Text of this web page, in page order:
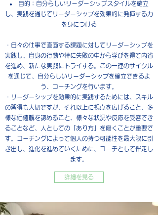
目的：自分らしいリーダーシップスタイルを確立
し、実践を通じてリーダーシップを効果的に発揮する力
を身につける
・日々の仕事で直面する課題に対してリーダーシップを
実践し、自身の行動や特に失敗の中から学びを得て内省
を進め、新たな実践にトライする。この一連のサイクル
を通じて、自分らしいリーダーシップを確立できるよ
う、コーチングを行います。
​・リーダーシップを効果的に実践するためには、スキル
の習得も大切ですが、それ以上に視点を広げること、多
様な価値観を認めること、様々な状況や反応を受容でき
ることなど、人としての「あり方」を磨くことが重要で
す。コーチングによって個人の持つ可能性を最大限に引
き出し、進化を進めていくために、コーチとして伴走し
ます。
詳細を見る